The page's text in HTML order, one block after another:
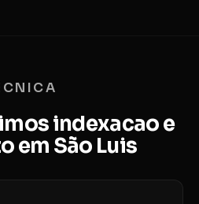
indexacao e
em São Luis